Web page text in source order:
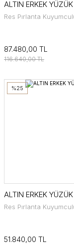
ALTIN ERKEK YÜZÜK
Res Pırlanta
87.480,00 TL
116.640,00 TL
%25
ALTIN ERKEK YÜZÜK
Res Pırlanta
51.840,00 TL